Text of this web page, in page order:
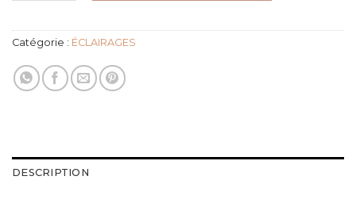
Catégorie : ÉCLAIRAGES
DESCRIPTION